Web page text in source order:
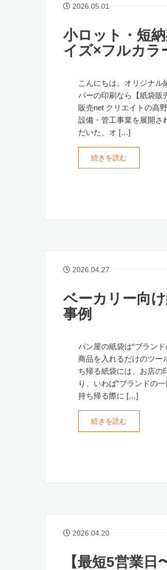
2026.05.01
小ロット・短
イズ×フルカラ
こんにちは。オリジナル
パーの印刷なら【紙袋販
販売net クリエイトの高
設備・管工事業を展開さ
だいた、オ […]
続きを読む
2026.04.27
ベーカリー向
事例
パン屋の紙袋は“ブランド
商品を入れるだけのツー
ち帰る紙袋には、お店の
り、いわば“ブランドの
持ち帰る際に […]
続きを読む
2026.04.20
【最短5営業